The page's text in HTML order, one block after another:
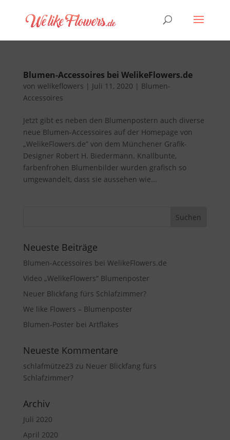
Blumen-Accessoires bei WelikeFlowers.de
von welikeflowers | Juli 11, 2020 | Blumen-
Accessoires
Jetzt gibt es neben den Blumenpostern auch diverse
neue Blumen-Accessoires auf der Homepage von
„WelikeFlowers.de” von dem Münchener Grafik-
Designer Robert H. Biedermann. Knallbunte,
farbenfrohen Blumenbilder wurden grafisch so
umgewandelt, dass sie aussehen wie...
Neueste Beiträge
Blumen-Accessoires bei WelikeFlowers.de
Video „WelikeFlowers“ Blumenposter
Neuer Blickfang fürs Schlafzimmer?
We like Flowers – Blumenposter
Blumen-Poster bei Artflakes
Neueste Kommentare
schlafmütze23 zu Neuer Blickfang fürs
Schlafzimmer?
Archiv
Juli 2020
April 2020